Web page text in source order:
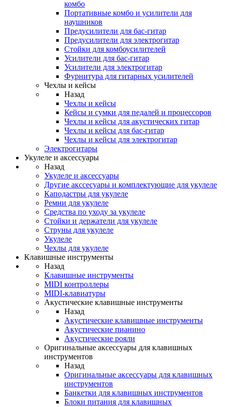
комбо
Портативные комбо и усилители для
наушников
Предусилители для бас-гитар
Предусилители для электрогитар
Стойки для комбоусилителей
Усилители для бас-гитар
Усилители для электрогитар
Фурнитура для гитарных усилителей
Чехлы и кейсы
Назад
Чехлы и кейсы
Кейсы и сумки для педалей и процессоров
Чехлы и кейсы для акустических гитар
Чехлы и кейсы для бас-гитар
Чехлы и кейсы для электрогитар
Электрогитары
Укулеле и аксессуары
Назад
Укулеле и аксессуары
Другие акссесуары и комплектующие для укулеле
Каподастры для укулеле
Ремни для укулеле
Средства по уходу за укулеле
Стойки и держатели для укулеле
Струны для укулеле
Укулеле
Чехлы для укулеле
Клавишные инструменты
Назад
Клавишные инструменты
MIDI контроллеры
MIDI-клавиатуры
Акустические клавишные инструменты
Назад
Акустические клавишные инструменты
Акустические пианино
Акустические рояли
Оригинальные аксессуары для клавишных
инструментов
Назад
Оригинальные аксессуары для клавишных
инструментов
Банкетки для клавишных инструментов
Блоки питания для клавишных